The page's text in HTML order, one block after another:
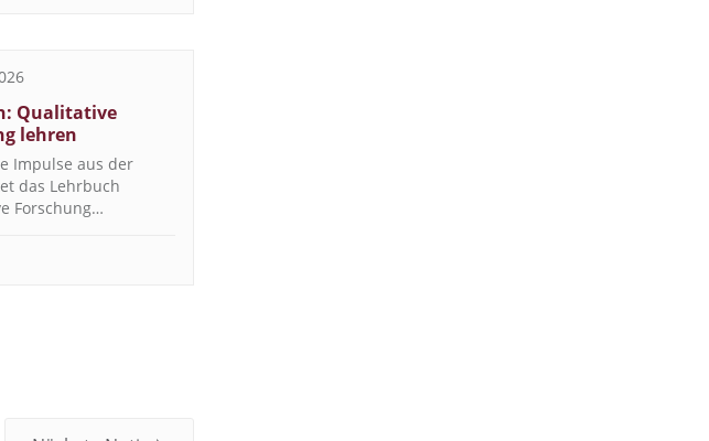
Qualitative
lehren
Impulse aus der
das Lehrbuch
Forschung…